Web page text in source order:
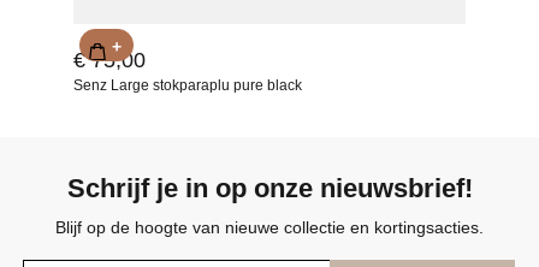
€ 75,00
Senz Large stokparaplu pure black
+
Schrijf je in op onze nieuwsbrief!
Blijf op de hoogte van nieuwe collectie en kortingsacties.